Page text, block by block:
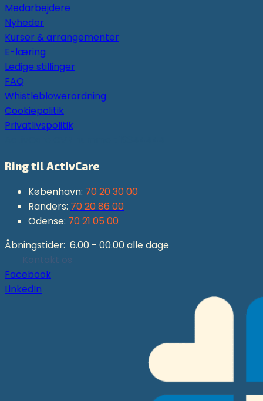
Medarbejdere
Nyheder
Kurser & arrangementer
E-læring
Ledige stillinger
FAQ
Whistleblowerordning
Cookiepolitik
Privatlivspolitik
Ring til ActivCare
København: 70 20 30 00
Randers: 70 20 86 00
Odense: 70 21 05 00
Åbningstider: 6.00 - 00.00 alle dage
Kontakt os
Facebook
LinkedIn